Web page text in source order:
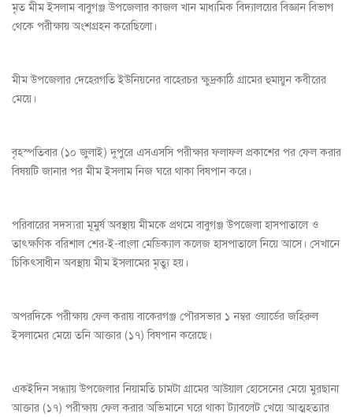
মৃত মীম ইসলাম বাবুগঞ্জ উপজেলার কাজল খান মাধ্যমিক বিদ্যালয়ের বিজ্ঞান বিভাগ
থেকে পরীক্ষায় অংশগ্রহন করেছিলো।
মীম উপজেলার দেহেরগতি ইউনিয়নের বাহেরচর ক্ষুদ্রকাঠি গ্রামের হুমায়ুন কবীরের
মেয়ে।
বৃহস্পতিবার (১০ জুলাই) দুপুরে এসএসসি পরীক্ষার ফলাফল প্রকাশের পর ফেল করার
বিষয়টি জানার পর মীম ইসলাম নিজ ঘরে থাকা বিষপান করে।
পরিবারের সদস্যরা মূমুর্ষ অবস্থায় মীমকে প্রথমে বাবুগঞ্জ উপজেলা হাসপাতালে ও
তাৎক্ষণিক বরিশাল শের-ই-বাংলা মেডিক্যাল কলেজ হাসপাতালে নিয়ে আসে। সেখানে
চিকিৎসাধীন অবস্থায় মীম ইসলামের মৃত্যু হয়।
অপরদিকে পরীক্ষায় ফেল করায় বাকেরগঞ্জ পৌরসভার ১ নম্বর ওয়ার্ডের জহিরুল
ইসলামের মেয়ে তনি আক্তার (১৭) বিষপান করেছে।
একইদিন সন্ধ্যায় উপজেলার নিয়ামতি চামটা গ্রামের আউয়াল হোসেনের মেয়ে মুরছানা
আক্তার (১৭) পরীক্ষায় ফেল করার অভিমানে ঘরে থাকা ট্যাবলেট খেয়ে আত্মহত্যার